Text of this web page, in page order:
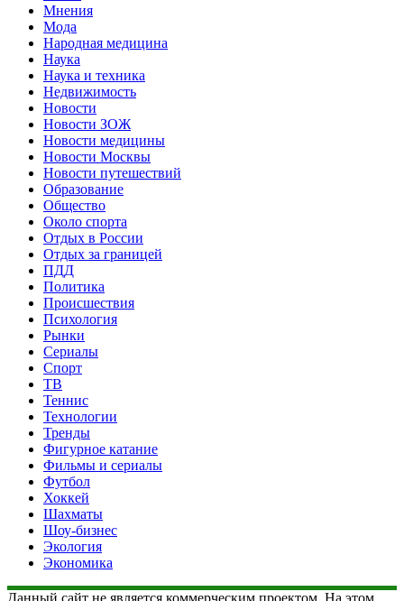
Мнения
Мода
Народная медицина
Наука
Наука и техника
Недвижимость
Новости
Новости ЗОЖ
Новости медицины
Новости Москвы
Новости путешествий
Образование
Общество
Около спорта
Отдых в России
Отдых за границей
ПДД
Политика
Происшествия
Психология
Рынки
Сериалы
Спорт
ТВ
Теннис
Технологии
Тренды
Фигурное катание
Фильмы и сериалы
Футбол
Хоккей
Шахматы
Шоу-бизнес
Экология
Экономика
Данный сайт не является коммерческим проектом. На этом